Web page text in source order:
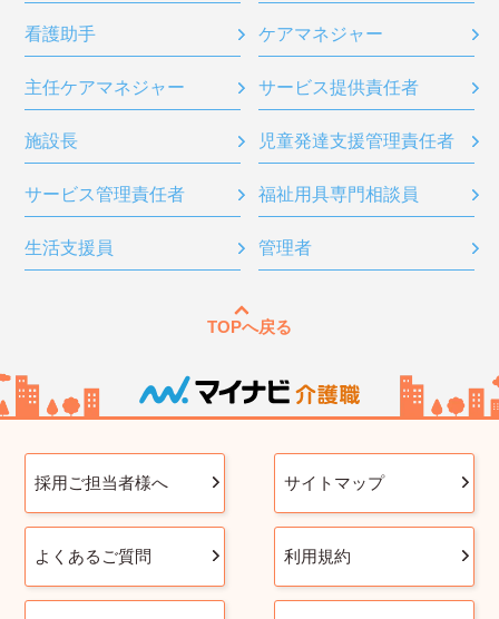
看護助手 ケアマネジャー
主任ケアマネジャー サービス提供責任者
施設長 児童発達支援管理責任者
サービス管理責任者 福祉用具専門相談員
生活支援員 管理者
TOPへ戻る
採用ご担当者様へ サイトマップ
よくあるご質問 利用規約